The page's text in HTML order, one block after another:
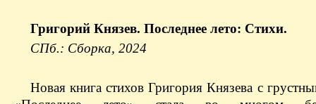
Григорий Князев. Последнее лето: Стихи.
СПб.: Сборка, 2024
Новая книга стихов Григория Князева с